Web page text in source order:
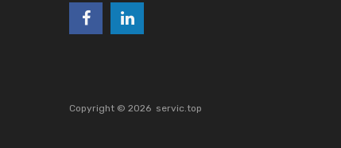
Copyright © 2026 servic.top